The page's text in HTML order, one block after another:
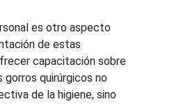
es otro aspecto
de estas
capacitación sobre
gorros quirúrgicos no
de la higiene, sino